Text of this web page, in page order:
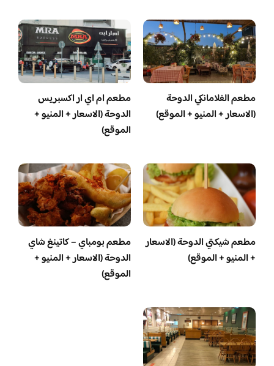
مطعم الفلامانكي الدوحة
(الاسعار + المنيو + الموقع)
مطعم ام اي ار اكسبريس
الدوحة (الاسعار + المنيو +
الموقع)
مطعم شيكتي الدوحة (الاسعار
+ المنيو + الموقع)
مطعم بومباي – كاتينغ شاي
الدوحة (الاسعار + المنيو +
الموقع)